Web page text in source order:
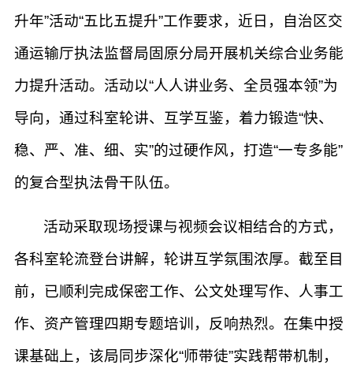
升年”活动“五比五提升”工作要求，近日，自治区交
通运输厅执法监督局固原分局开展机关综合业务能
力提升活动。活动以“人人讲业务、全员强本领”为
导向，通过科室轮讲、互学互鉴，着力锻造“快、
稳、严、准、细、实”的过硬作风，打造“一专多能”
的复合型执法骨干队伍。
​活动采取现场授课与视频会议相结合的方式，
各科室轮流登台讲解，轮讲互学氛围浓厚。截至目
前，已顺利完成保密工作、公文处理写作、人事工
作、资产管理四期专题培训，反响热烈。在集中授
课基础上，该局同步深化“师带徒”实践帮带机制，